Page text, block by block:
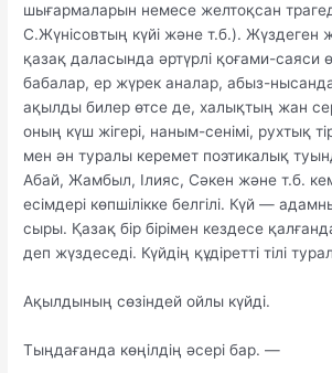
шығармаларын немесе желтоқсан
С.Жүнісовтың күйі және т.б.). Жүздеген
қазақ даласында әртүрлі қоғами-саяси
бабалар, ер жүрек аналар, абыз-
ақылды билер өтсе де, халықтың жан
оның күш жігері, наным-сенімі, рухтық
мен ән туралы керемет поэтикалық
Абай, Жамбыл, Ілияс, Сәкен және т.б.
есімдері көпшілікке белгілі. Күй —
сыры. Қазақ бір бірімен кездесе
деп жүздеседі. Күйдің құдіретті тілі
Ақылдының сөзіндей ойлы күйді.
Тыңдағанда көңілдің әсері бар. —